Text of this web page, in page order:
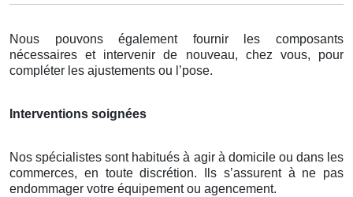
Nous pouvons également fournir les composants
nécessaires et intervenir de nouveau, chez vous, pour
compléter les ajustements ou l’pose.
Interventions soignées
Nos spécialistes sont habitués à agir à domicile ou dans les
commerces, en toute discrétion. Ils s’assurent à ne pas
endommager votre équipement ou agencement.